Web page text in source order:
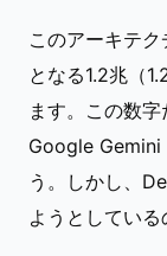
このアーキテ
となる1.2兆（
ます。この数
Google Gemini
う。しかし、
ようとしている